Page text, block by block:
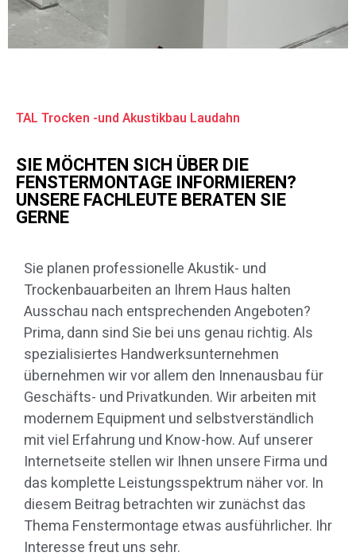
TAL Trocken -und Akustikbau Laudahn
SIE MÖCHTEN SICH ÜBER DIE
FENSTERMONTAGE INFORMIEREN?
UNSERE FACHLEUTE BERATEN SIE
GERNE
Sie planen professionelle Akustik- und
Trockenbauarbeiten an Ihrem Haus halten
Ausschau nach entsprechenden Angeboten?
Prima, dann sind Sie bei uns genau richtig. Als
spezialisiertes Handwerksunternehmen
übernehmen wir vor allem den Innenausbau für
Geschäfts- und Privatkunden. Wir arbeiten mit
modernem Equipment und selbstverständlich
mit viel Erfahrung und Know-how. Auf unserer
Internetseite stellen wir Ihnen unsere Firma und
das komplette Leistungsspektrum näher vor. In
diesem Beitrag betrachten wir zunächst das
Thema Fenstermontage etwas ausführlicher. Ihr
Interesse freut uns sehr.